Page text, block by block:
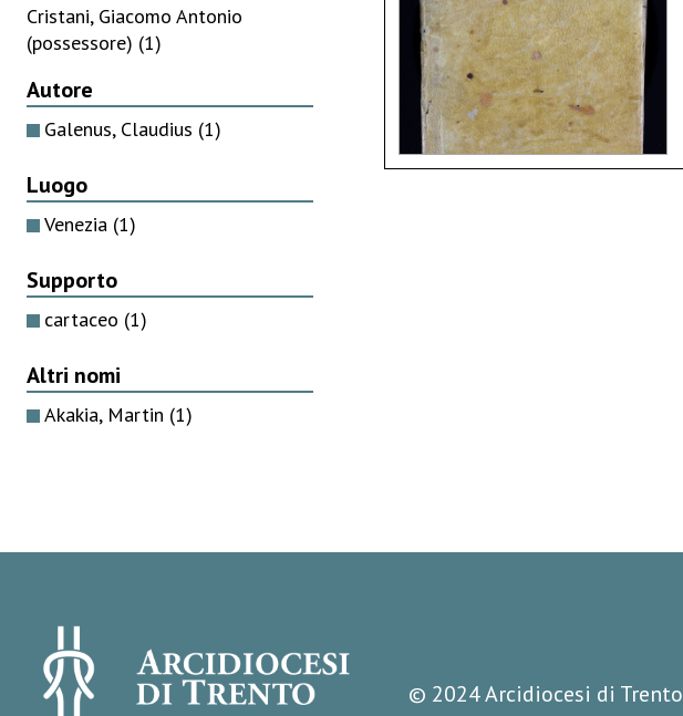
Cristani, Giacomo Antonio
(possessore) (1)
Autore
Galenus, Claudius (1)
Luogo
Venezia (1)
Supporto
cartaceo (1)
Altri nomi
Akakia, Martin (1)
© 2024 Arcidiocesi di Trento